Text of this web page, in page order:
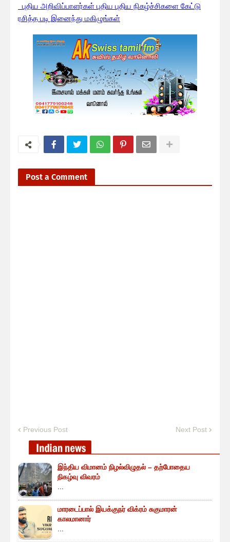
புதிய அறிவிப்பாளர்கள் புதிய புதிய நிகழ்ச்சிகளை கேட்டு
ரசித்த படி இனைந்து மகிழுங்கள்
Post a Comment
Previous Post Next Post
இந்திய விமானம் நிழல்விழுதல் – தற்போதைய
நிகழ்வு விவரம்
மாரடைப்பால் இயக்குநர் விக்ரம் சுகுமாரன்
காலமானார்